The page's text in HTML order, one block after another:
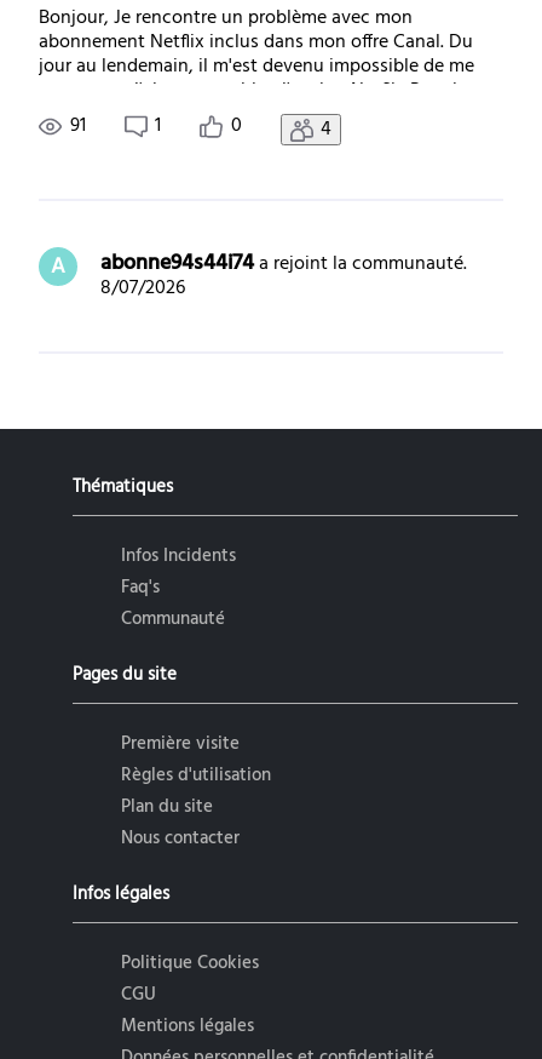
Bonjour, Je rencontre un problème avec mon
abonnement Netflix inclus dans mon offre Canal. Du
jour au lendemain, il m'est devenu impossible de me
connecter. J'ai pourtant bien l'option Netflix Premium
dans mon abonnement. Lorsque j'essaie d'accéder à
Netflix depuis mon ordinateur, on me demande de r
91 1 0 4
A abonne94s44i74 a rejoint la communauté.
8/07/2026
Thématiques
Infos Incidents
Faq's
Communauté
Pages du site
Première visite
Règles d'utilisation
Plan du site
Nous contacter
Infos légales
Politique Cookies
CGU
Mentions légales